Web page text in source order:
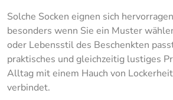
Solche Socken eignen sich
besonders wenn Sie ein Muster
oder Lebensstil des Beschenkten
praktisches und gleichzeitig lustiges
Alltag mit einem Hauch von
verbindet.